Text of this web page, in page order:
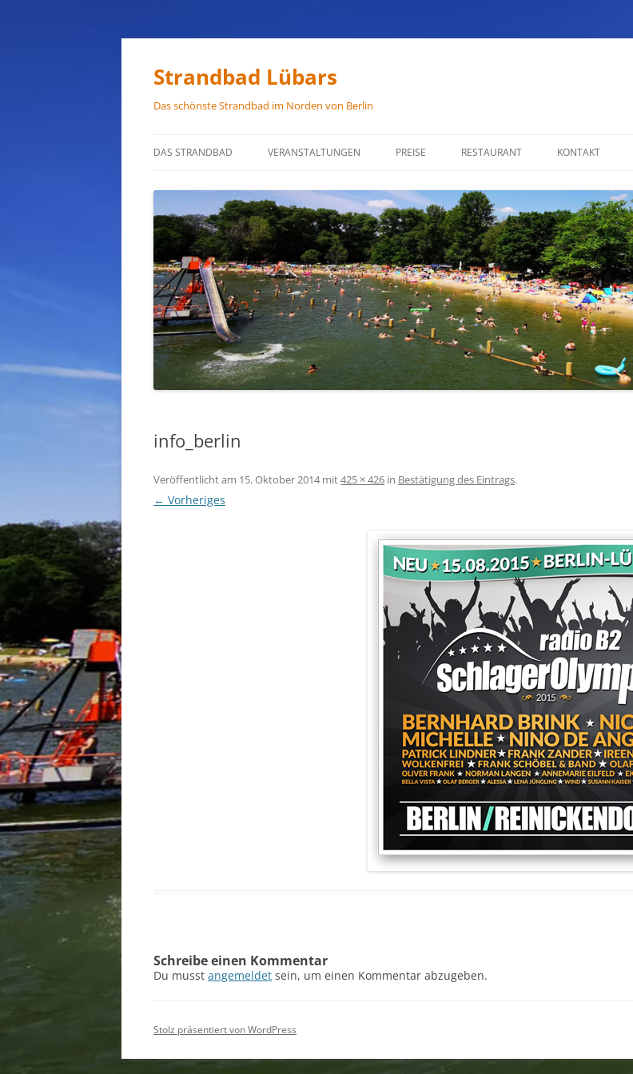
Zum
Strandbad Lübars
Das schönste Strandbad im Norden von Berlin
DAS STRANDBAD
ANFAHRT
HAUSORDNUNG
VERMIETUNG
PRESSEFOTOS
JOB-ANGEBOTE
VERANSTALTUNGEN PREISE RESTAURANT
ÖFFNUNGSZEITEN
PARTYSERVICE
RÄUMLICHKEITEN
KONTAKT
info_berlin
Veröffentlicht am 15. Oktober 2014mit425 × 426 in Bestätigung des Eintrags.
← Vorheriges
Schreibe einen Kommentar
Du musst angemeldet sein, um einen Kommentar abzugeben.
Stolz präsentiert von WordPress